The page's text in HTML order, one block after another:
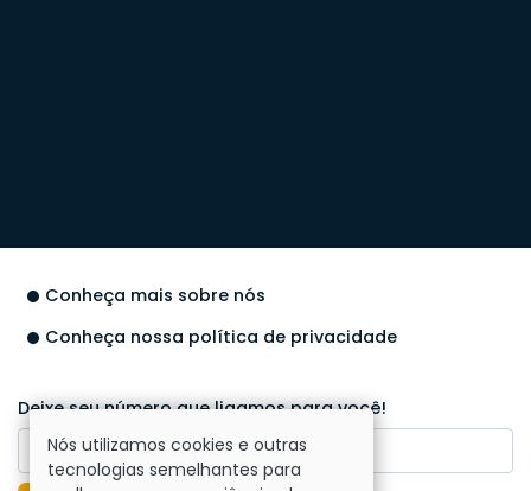
Conheça mais sobre nós
Conheça nossa política de privacidade
Deixe seu número que ligamos para você!
Nós utilizamos cookies e outras
tecnologias semelhantes para